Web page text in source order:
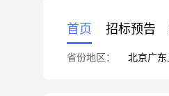
首页 招标预告
省份地区： 北京广东